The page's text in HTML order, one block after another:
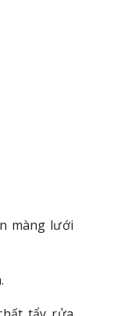
màng lưới